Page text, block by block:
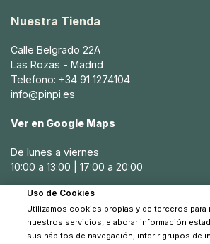
Nuestra Tienda
Calle Belgrado 22A
Las Rozas - Madrid
Telefono: +34 91 1274104
info@pinpi.es
Ver en Google Maps
De lunes a viernes
10:00 a 13:00 | 17:00 a 20:00
Sábados
10:30 a 14:00
Uso de Cookies
Utilizamos cookies propias y de terceros para
nuestros servicios, elaborar información
sus hábitos de navegación, inferir grupos de